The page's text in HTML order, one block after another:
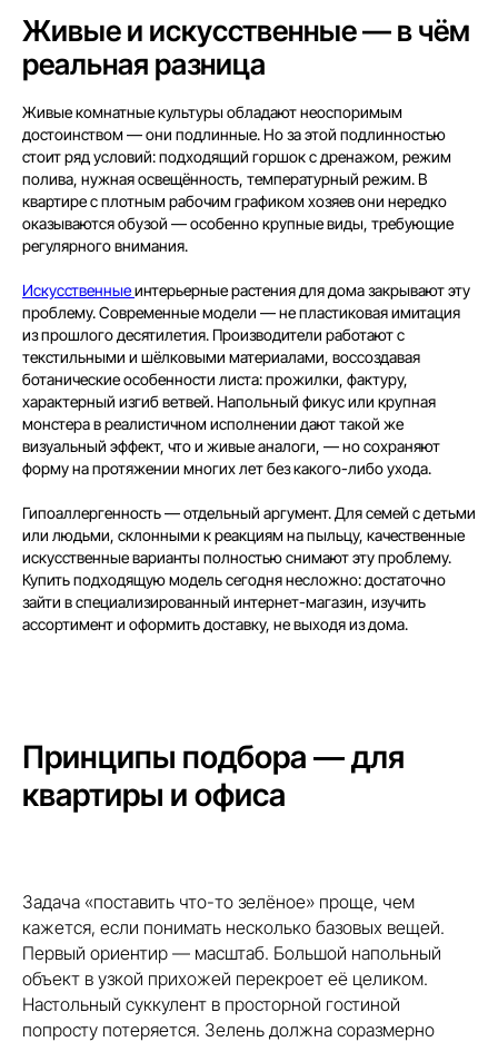
Живые и искусственные — в чём
реальная разница
Живые комнатные культуры обладают неоспоримым
достоинством — они подлинные. Но за этой подлинностью
стоит ряд условий: подходящий горшок с дренажом, режим
полива, нужная освещённость, температурный режим. В
квартире с плотным рабочим графиком хозяев они нередко
оказываются обузой — особенно крупные виды, требующие
регулярного внимания.
Искусственныеинтерьерные растения для дома закрывают эту
проблему. Современные модели — не пластиковая имитация
из прошлого десятилетия. Производители работают с
текстильными и шёлковыми материалами, воссоздавая
ботанические особенности листа: прожилки, фактуру,
характерный изгиб ветвей. Напольный фикус или крупная
монстера в реалистичном исполнении дают такой же
визуальный эффект, что и живые аналоги, — но сохраняют
форму на протяжении многих лет без какого-либо ухода.
Гипоаллергенность — отдельный аргумент. Для семей с детьми
или людьми, склонными к реакциям на пыльцу, качественные
искусственные варианты полностью снимают эту проблему.
Купить подходящую модель сегодня несложно: достаточно
зайти в специализированный интернет-магазин, изучить
ассортимент и оформить доставку, не выходя из дома.
Принципы подбора — для
квартиры и офиса
Задача «поставить что-то зелёное» проще, чем
кажется, если понимать несколько базовых вещей.
Первый ориентир — масштаб. Большой напольный
объект в узкой прихожей перекроет её целиком.
Настольный суккулент в просторной гостиной
попросту потеряется. Зелень должна соразмерно